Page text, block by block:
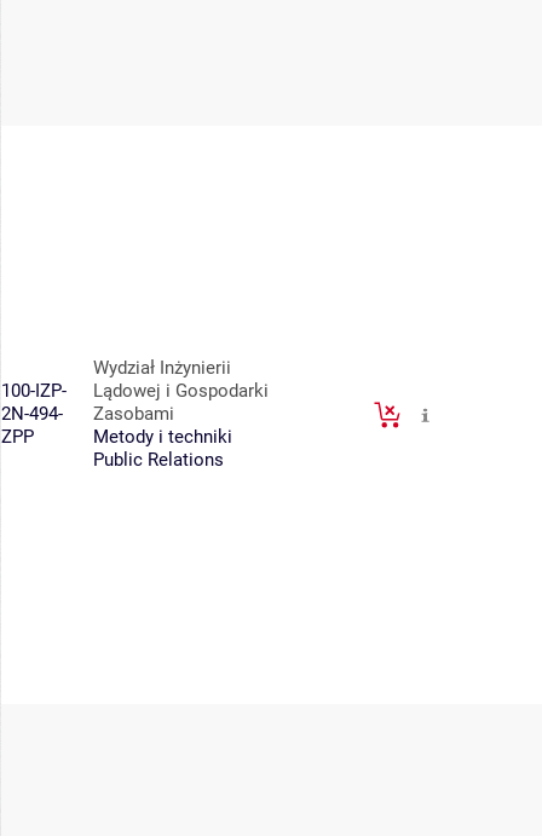
100-IZP-
2N-494-
ZPP
Wydział Inżynierii
Lądowej i Gospodarki
Zasobami
Metody i techniki
Public Relations